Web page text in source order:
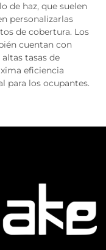
de haz, que suelen
personalizarlas
de cobertura. Los
cuentan con
tasas de
eficiencia
para los ocupantes.